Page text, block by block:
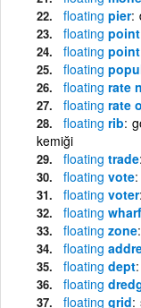
floating pier
floating point
floating
floating
floating rate
floating rate
floating rib
kemiği
floating trade
floating vote
floating voter
floating wharf
floating zone
floating
floating dept
floating
floating grid